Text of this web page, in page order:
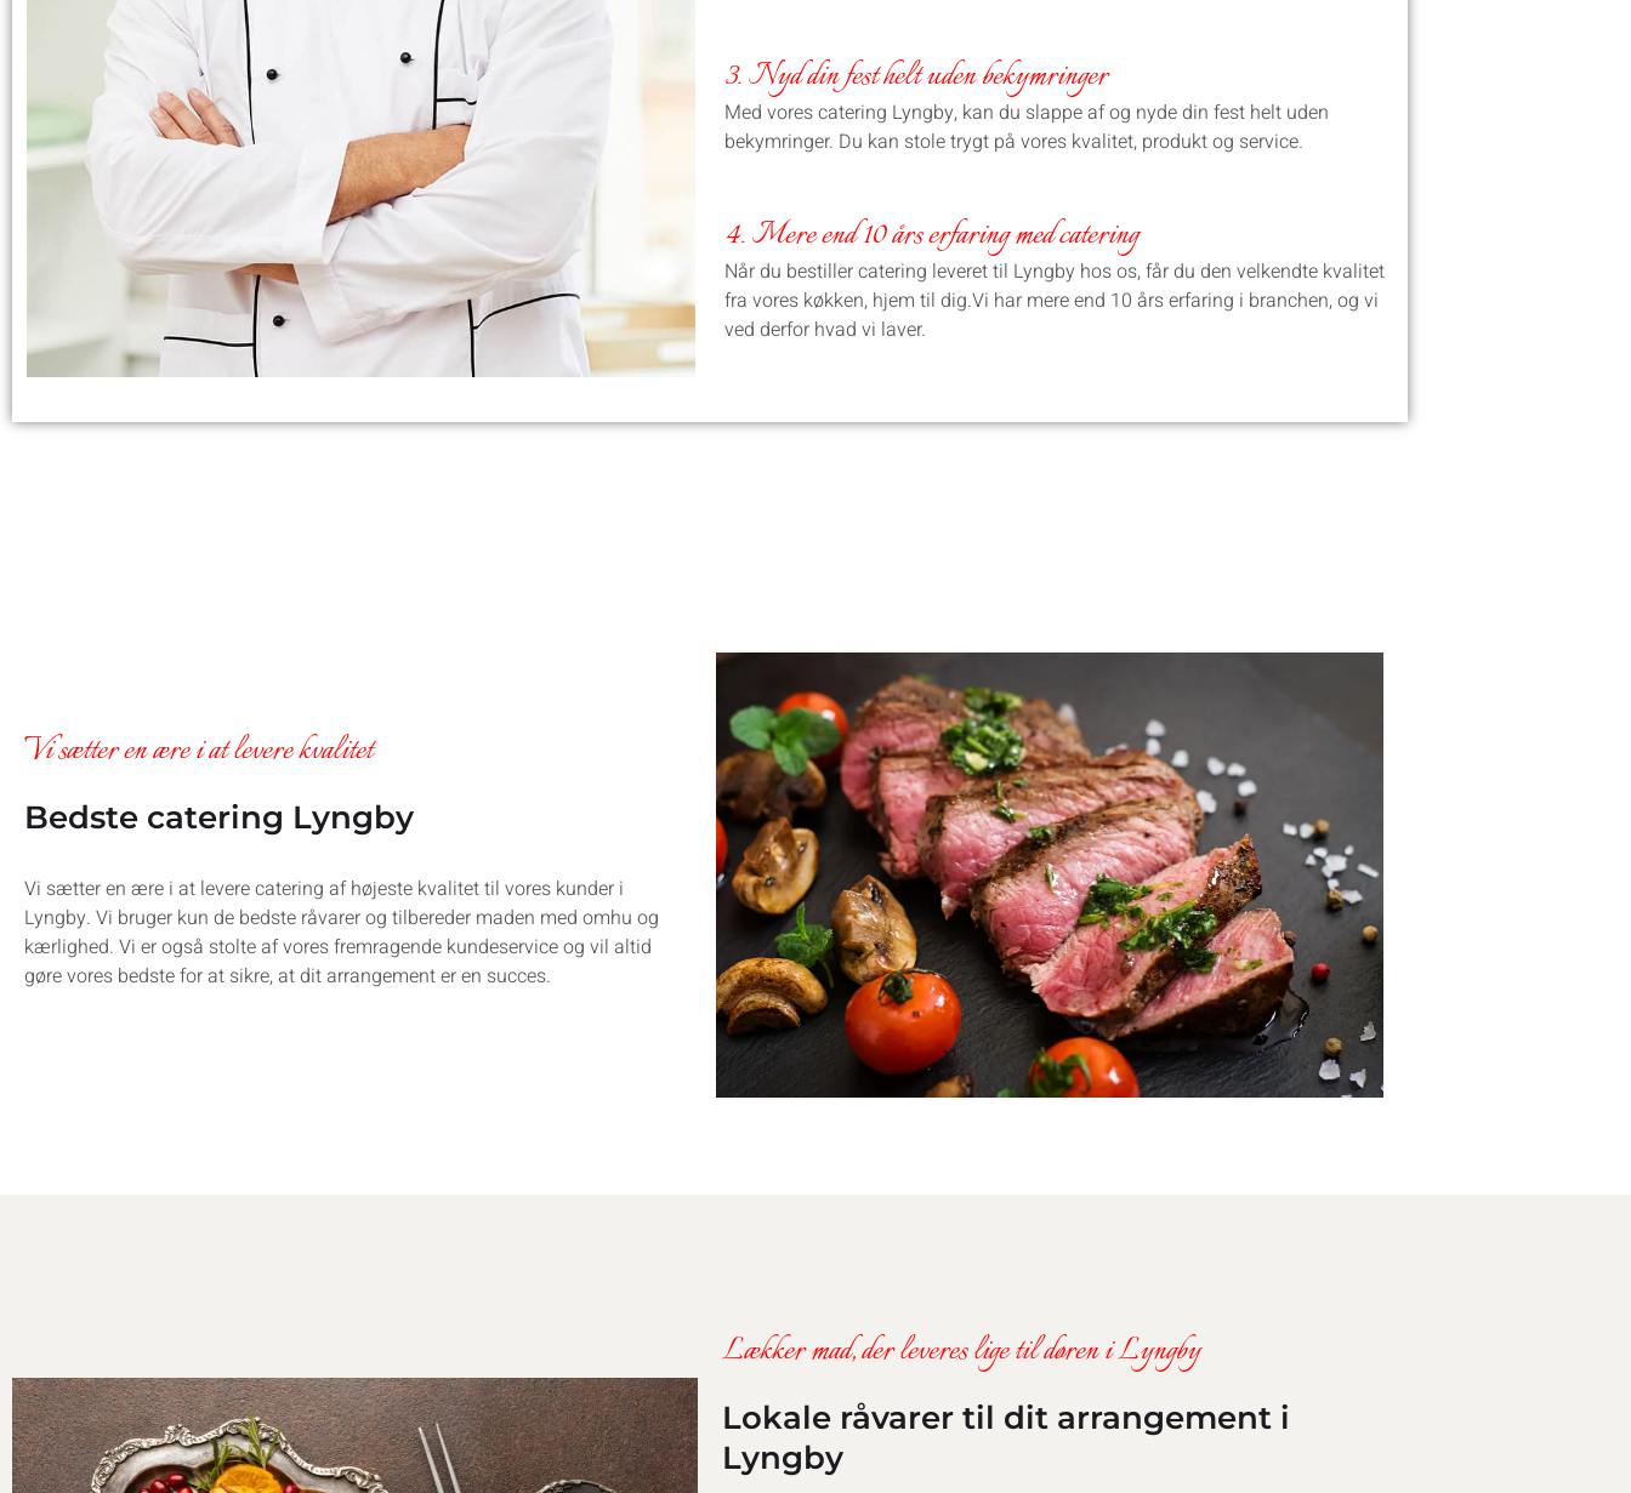
3. Nyd din fest helt uden bekymringer
Med vores catering Lyngby, kan du slappe af og nyde din fest helt uden
bekymringer. Du kan stole trygt på vores kvalitet, produkt og service.
4. Mere end 10 års erfaring med catering
Når du bestiller catering leveret til Lyngby hos os, får du den velkendte kvalitet
fra vores køkken, hjem til dig.Vi har mere end 10 års erfaring i branchen, og vi
ved derfor hvad vi laver.
Vi sætter en ære i at levere kvalitet
Bedste catering Lyngby
Vi sætter en ære i at levere catering af højeste kvalitet til vores kunder i
Lyngby. Vi bruger kun de bedste råvarer og tilbereder maden med omhu og
kærlighed. Vi er også stolte af vores fremragende kundeservice og vil altid
gøre vores bedste for at sikre, at dit arrangement er en succes.
Lækker mad, der leveres lige til døren i Lyngby
Lokale råvarer til dit arrangement i
Lyngby